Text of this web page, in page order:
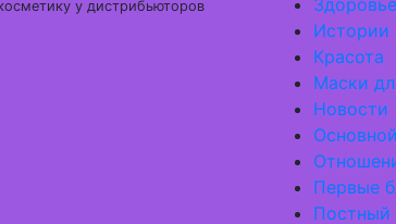
у дистрибьюторов
Здоровье
Истории
Красота
Маски
Новости
Первые
Постный